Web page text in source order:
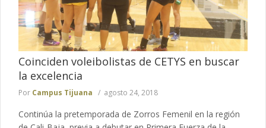
Coinciden voleibolistas de CETYS en buscar
la excelencia
Por Campus Tijuana agosto 24, 2018
Continúa la pretemporada de Zorros Femenil en la región